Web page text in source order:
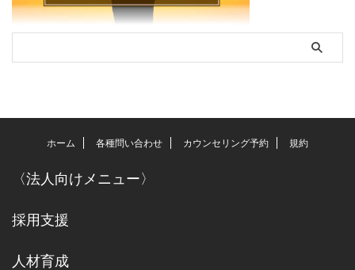
ホーム 各種問い合わせ カウンセリング予約 規約
〈法人向けメニュー〉
採用支援
人材育成